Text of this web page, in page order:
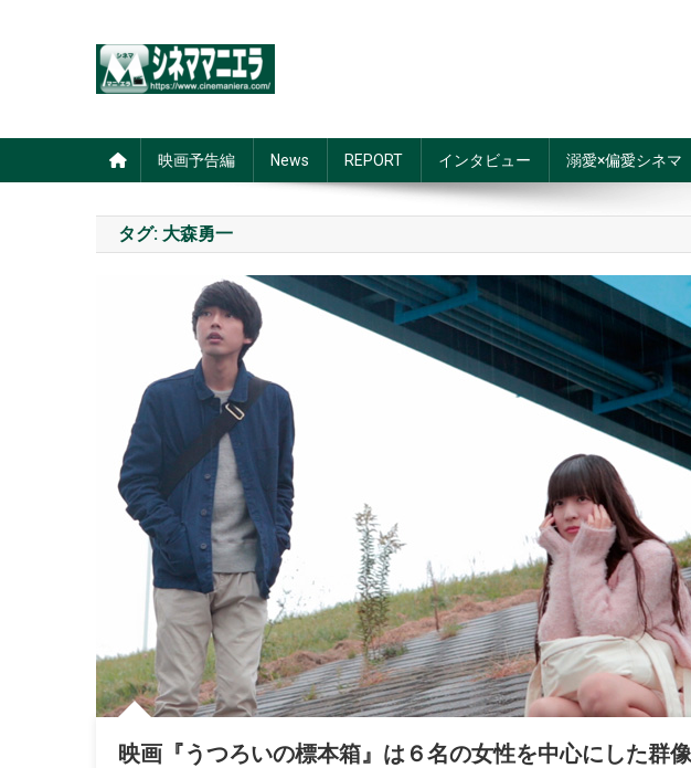
映画予告編 News REPORT インタビュー 溺愛×偏愛シネマ
タグ: 大森勇一
映画『うつろいの標本箱』は６名の女性を中心にした群